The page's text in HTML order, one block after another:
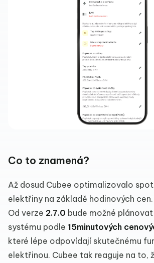
Co to znamená?
Až dosud Cubee optimalizovalo
elektřiny na základě hodinových cen.
Od verze 2.7.0 bude možné
systému podle 15minutových
které lépe odpovídají skutečnému
elektřinou. Cubee tak reaguje na to,